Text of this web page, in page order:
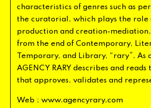
characteristics of genres such as
the curatorial, which plays the role
production and creation-mediation.
from the end of Contemporary,
Temporary, and Library, “rary”. As
AGENCY RARY describes and reads
that approves, validates and
Web : www.agencyrary.com